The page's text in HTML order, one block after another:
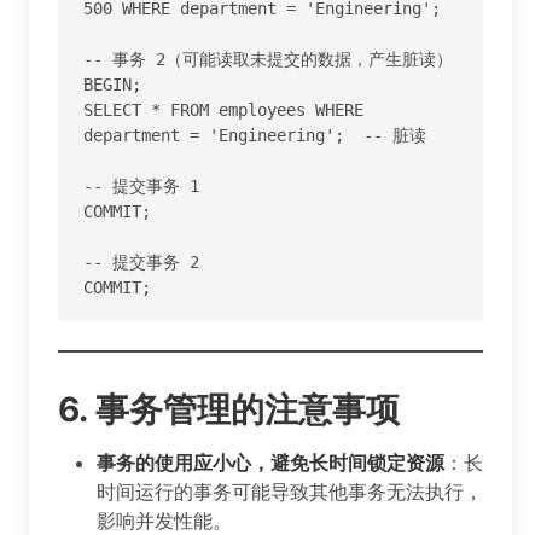
500 WHERE department = 'Engineering';
-- 事务 2（可能读取未提交的数据，产生脏读）
BEGIN;
SELECT * FROM employees WHERE
department = 'Engineering';  -- 脏读
-- 提交事务 1
COMMIT;
-- 提交事务 2
COMMIT;
6. 事务管理的注意事项
事务的使用应小心，避免长时间锁定资源：长
时间运行的事务可能导致其他事务无法执行，
影响并发性能。